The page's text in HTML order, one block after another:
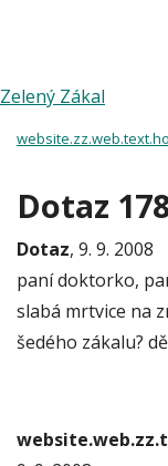
Zelený Zákal
Dotaz
Dotaz, 9. 9. 2008
paní doktorko,
slabá mrtvice na
šedého zákalu?